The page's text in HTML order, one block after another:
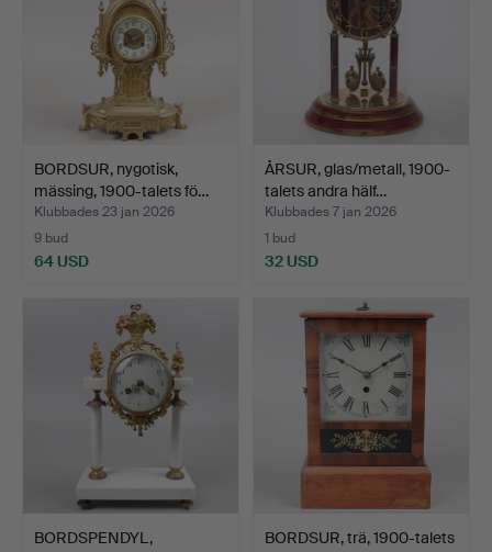
BORDSUR, nygotisk,
mässing, 1900-talets fö…
Klubbades 23 jan 2026
9 bud
64 USD
ÅRSUR, glas/metall, 1900-
talets andra hälf…
Klubbades 7 jan 2026
1 bud
32 USD
BORDSPENDYL,
BORDSUR, trä, 1900-talets